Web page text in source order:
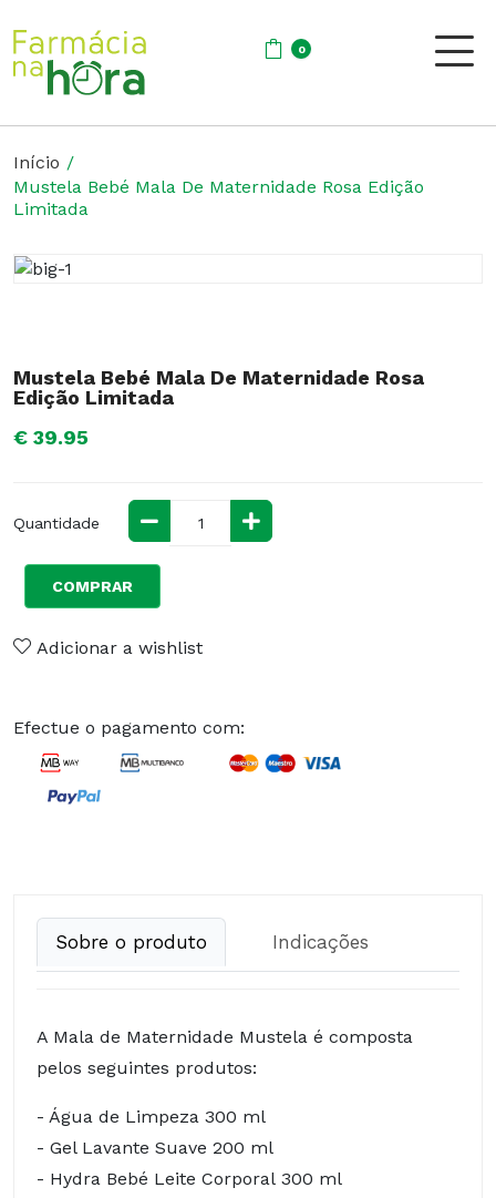
0
Início
Mustela Bebé Mala De Maternidade Rosa Edição
Limitada
Mustela Bebé Mala De Maternidade Rosa
Edição Limitada
€ 39.95
Quantidade
COMPRAR
Adicionar a wishlist
Efectue o pagamento com:
Sobre o produto Indicações
A Mala de Maternidade Mustela é composta
pelos seguintes produtos:
- Água de Limpeza 300 ml
- Gel Lavante Suave 200 ml
- Hydra Bebé Leite Corporal 300 ml